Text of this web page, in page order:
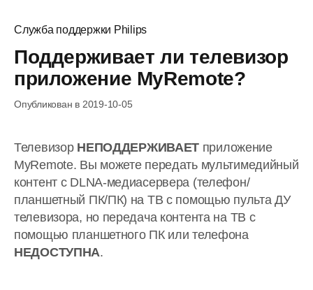
Служба поддержки Philips
Поддерживает ли телевизор
приложение MyRemote?
Опубликован в 2019-10-05
Телевизор НЕПОДДЕРЖИВАЕТ приложение
MyRemote. Вы можете передать мультимедийный
контент с DLNA-медиасервера (телефон/
планшетный ПК/ПК) на ТВ с помощью пульта ДУ
телевизора, но передача контента на ТВ с
помощью планшетного ПК или телефона
НЕДОСТУПНА.